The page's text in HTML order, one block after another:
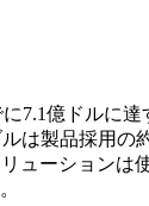
7.1億ドルに
は製品採用の
ューションは